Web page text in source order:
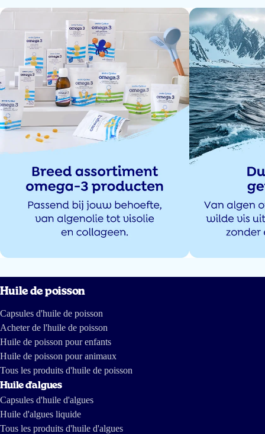
Huile de poisson
Capsules d'huile de poisson
Acheter de l'huile de poisson
Huile de poisson pour enfants
Huile de poisson pour animaux
Tous les produits d'huile de poisson
Huile d'algues
Capsules d'huile d'algues
Huile d'algues liquide
Tous les produits d'huile d'algues